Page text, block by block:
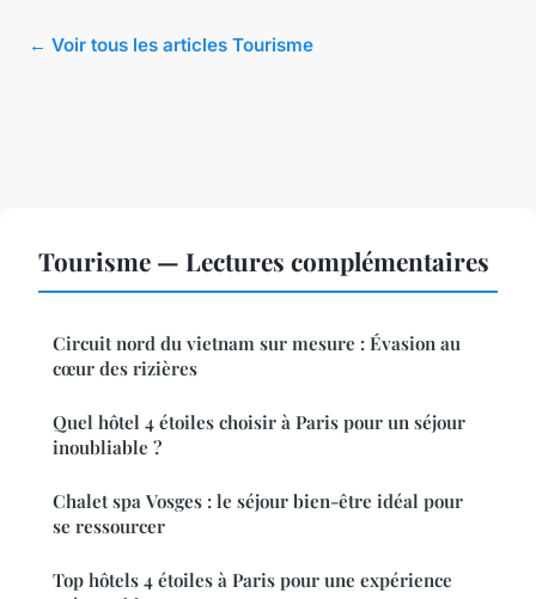
← Voir tous les articles Tourisme
Tourisme — Lectures complémentaires
Circuit nord du vietnam sur mesure : Évasion au
cœur des rizières
Quel hôtel 4 étoiles choisir à Paris pour un séjour
inoubliable ?
Chalet spa Vosges : le séjour bien-être idéal pour
se ressourcer
Top hôtels 4 étoiles à Paris pour une expérience